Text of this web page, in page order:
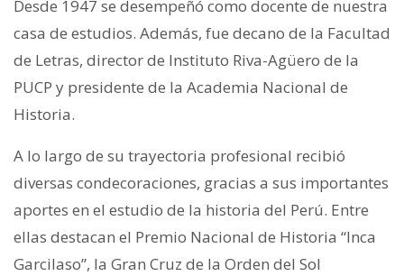
Desde 1947 se desempeñó como docente de nuestra
casa de estudios. Además, fue decano de la Facultad
de Letras, director de Instituto Riva-Agüero de la
PUCP y presidente de la Academia Nacional de
Historia.
A lo largo de su trayectoria profesional recibió
diversas condecoraciones, gracias a sus importantes
aportes en el estudio de la historia del Perú. Entre
ellas destacan el Premio Nacional de Historia “Inca
Garcilaso”, la Gran Cruz de la Orden del Sol